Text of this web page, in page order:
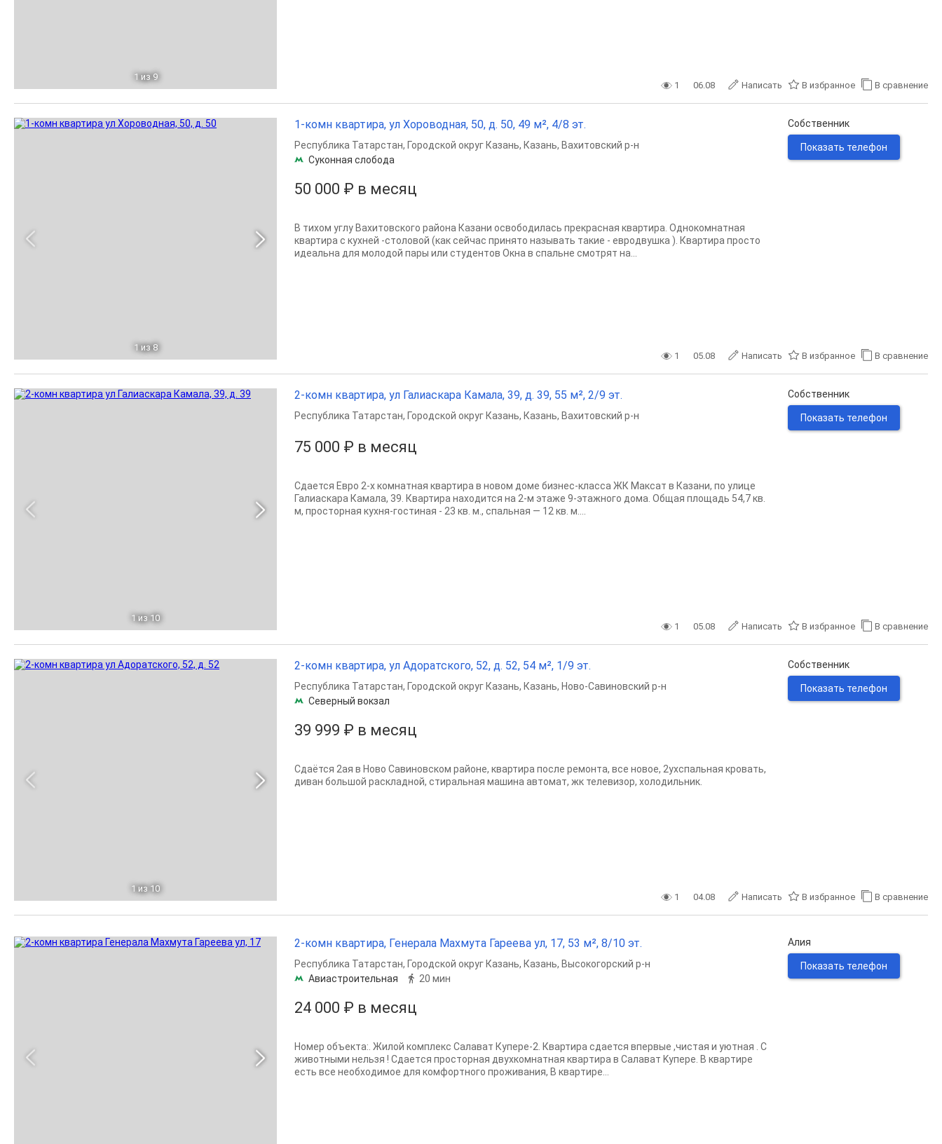
1 из 9
1 06.08 Написать В избранное В сравнение
1 из 8
1-комн квартира, ул Хороводная, 50, д. 50, 49 м², 4/8 эт.
50 000 ₽ в месяц
Республика Татарстан, Городской округ Казань, Казань, Вахитовский р-н
Суконная слобода
В тихом углу Вахитовского района Казани освободилась прекрасная квартира. Однокомнатная
квартира с кухней -столовой (как сейчас принято называть такие - евродвушка ). Квартира просто
идеальна для молодой пары или студентов Окна в спальне смотрят на...
Собственник
Показать телефон
1 05.08 Написать В избранное В сравнение
1 из 10
2-комн квартира, ул Галиаскара Камала, 39, д. 39, 55 м², 2/9 эт.
75 000 ₽ в месяц
Республика Татарстан, Городской округ Казань, Казань, Вахитовский р-н
Сдается Евро 2-х комнатная квартира в новом доме бизнес-класса ЖК Максат в Казани, по улице
Галиаскара Камала, 39. Квартира находится на 2-м этаже 9-этажного дома. Общая площадь 54,7 кв.
м, просторная кухня-гостиная - 23 кв. м., спальная — 12 кв. м....
Собственник
Показать телефон
1 05.08 Написать В избранное В сравнение
1 из 10
2-комн квартира, ул Адоратского, 52, д. 52, 54 м², 1/9 эт.
39 999 ₽ в месяц
Республика Татарстан, Городской округ Казань, Казань, Ново-Савиновский р-н
Северный вокзал
Сдаётся 2ая в Ново Савиновском районе, квартира после ремонта, все новое, 2ухспальная кровать,
диван большой раскладной, стиральная машина автомат, жк телевизор, холодильник.
Собственник
Показать телефон
1 04.08 Написать В избранное В сравнение
2-комн квартира, Генерала Махмута Гареева ул, 17, 53 м², 8/10 эт.
24 000 ₽ в месяц
Республика Татарстан, Городской округ Казань, Казань, Высокогорский р-н
Авиастроительная
20 мин
Номер объекта:. Жилой кoмплeкс Cалaват Купере-2. Квартира сдается впервые ,чистая и уютная . С
животными нeльзя ! Cдaeтcя простоpная двухкомнaтная квapтира в Caлaвaт Kуперe. B квapтирe
ecть все неoбхoдимoe для кoмфоpтнoго проживaния, B кваpтиpe...
Алия
Показать телефон